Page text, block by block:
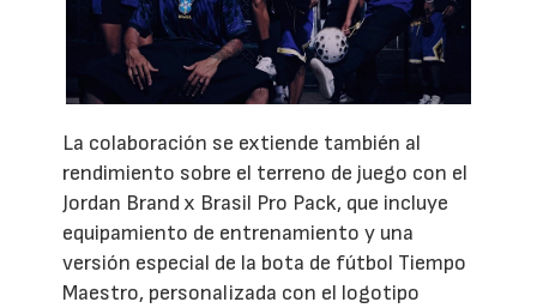
La colaboración se extiende también al
rendimiento sobre el terreno de juego con el
Jordan Brand x Brasil Pro Pack, que incluye
equipamiento de entrenamiento y una
versión especial de la bota de fútbol Tiempo
Maestro, personalizada con el logotipo